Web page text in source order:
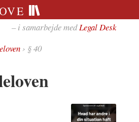
– i samarbejde medLegal Desk
› § 40